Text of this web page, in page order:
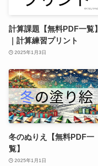
計算課題【無料PDF一覧】
｜計算練習プリント
2025年1月3日
冬のぬりえ【無料PDF一
覧】
2025年1月1日